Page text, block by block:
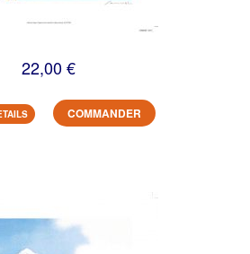
22,00 €
COMMANDER